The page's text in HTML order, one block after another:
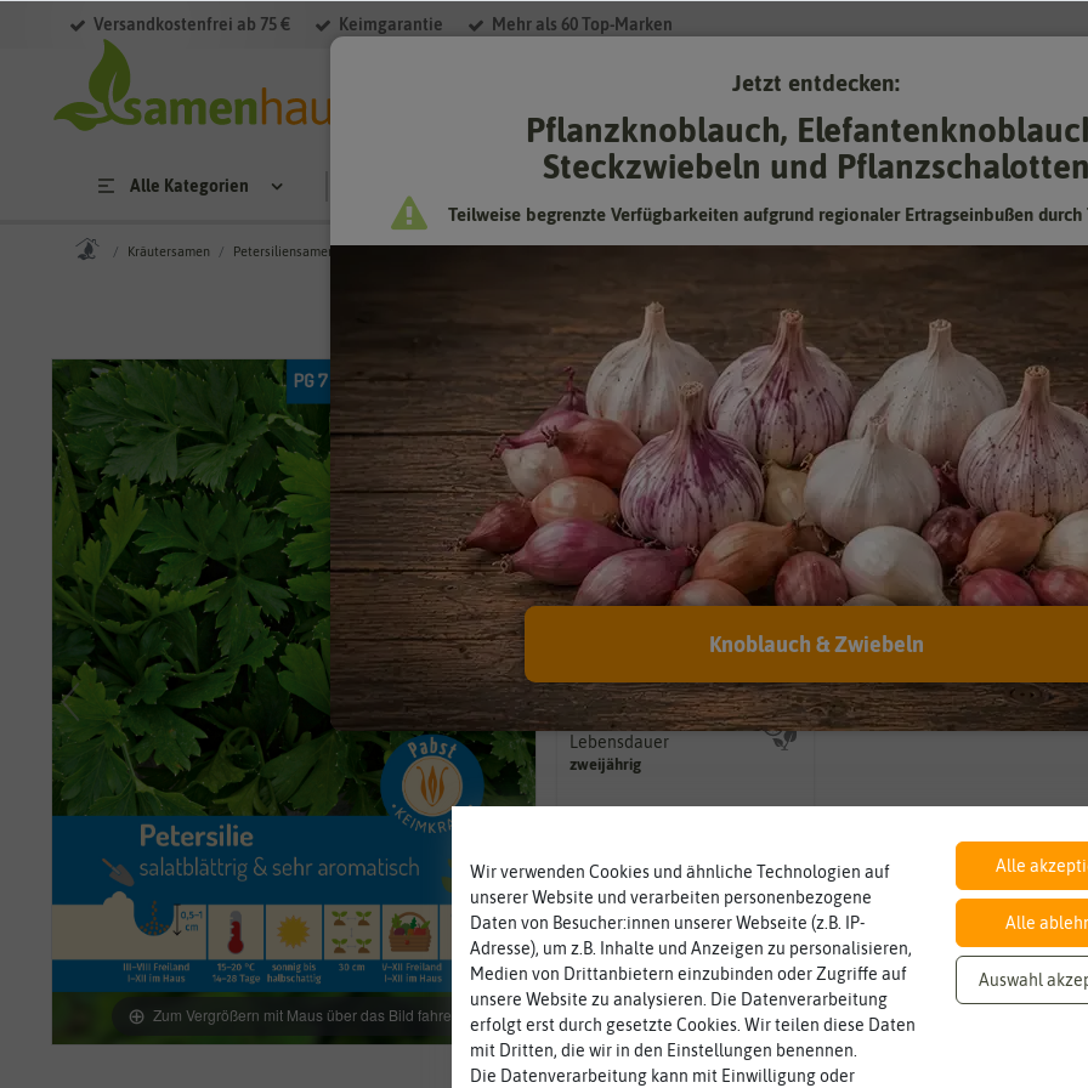
Versandkostenfrei ab 75 € Keimgarantie Mehr als 60 Top-Marken
Alle Kategorien
Kräutersamen Petersiliensamen
Zum Vergrößern mit Maus über das Bild fahren
Petersilie Gigante d'Italia
Hersteller:
Carl Pabst
Artikelnummer:
172205-cp
4001336722051
ausreichend für ca. 1000 Pflanzen
Wie viel ist enthalten
Sonnig / Halbschattig
Pflanze? (schattig, halbschattig,
Lebensdauer
zweijährig
einjährig, zweijährig oder
mehrjährig.
Wir verwenden Cookies und ähnliche Technologien auf
unserer Website und verarbeiten personenbezogene
Daten von Besucher:innen unserer Webseite (z.B. IP-
Adresse), um z.B. Inhalte und Anzeigen zu personalisieren,
Medien von Drittanbietern einzubinden oder Zugriffe auf
unsere Website zu analysieren. Die Datenverarbeitung
erfolgt erst durch gesetzte Cookies. Wir teilen diese Daten
mit Dritten, die wir in den Einstellungen benennen.
Die Datenverarbeitung kann mit Einwilligung oder
Alle
Alle
Auswahl
Jetzt entdecken:
Pflanzknoblauch,
Steckzwiebeln und Pflanzschalotten
Teilweise begrenzte Verfügbarkeiten aufgrund regionaler Ertragseinbußen durch
Knoblauch & Zwiebeln